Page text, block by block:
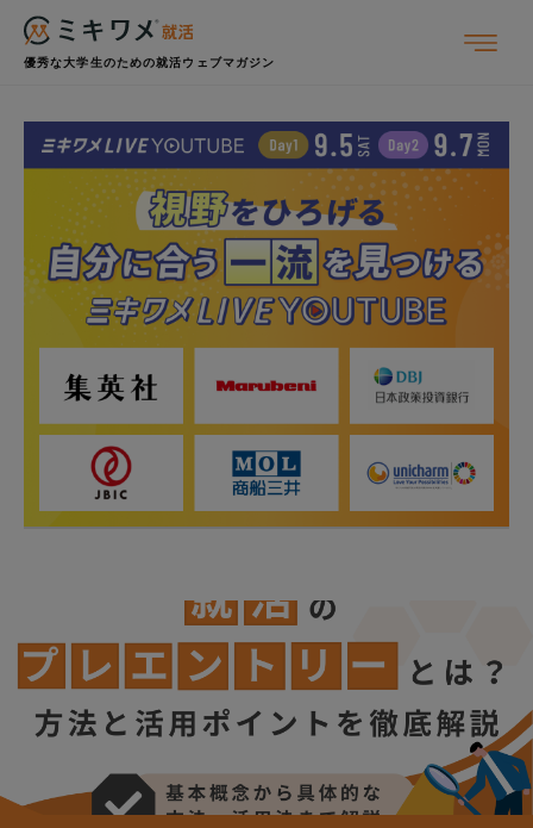
優秀な大学生のための就活ウェブマガジン